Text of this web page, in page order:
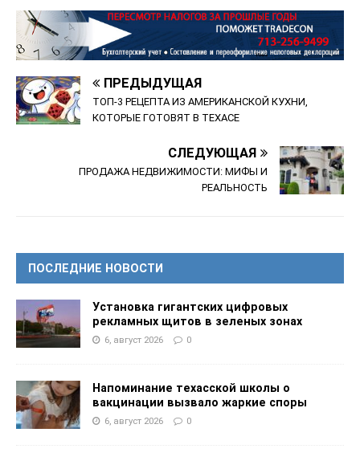
ПРЕДЫДУЩАЯ
ТОП-3 РЕЦЕПТА ИЗ АМЕРИКАНСКОЙ КУХНИ,
КОТОРЫЕ ГОТОВЯТ В ТЕХАСЕ
СЛЕДУЮЩАЯ
ПРОДАЖА НЕДВИЖИМОСТИ: МИФЫ И
РЕАЛЬНОСТЬ
ПОСЛЕДНИЕ НОВОСТИ
Установка гигантских цифровых
рекламных щитов в зеленых зонах
6, август 2026 0
Напоминание техасской школы о
вакцинации вызвало жаркие споры
6, август 2026 0